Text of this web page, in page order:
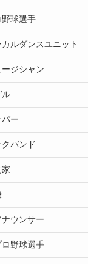
野球選手
カルダンスユニット
ージシャン
ル
パー
クバンド
ナウンサー
ロ野球選手